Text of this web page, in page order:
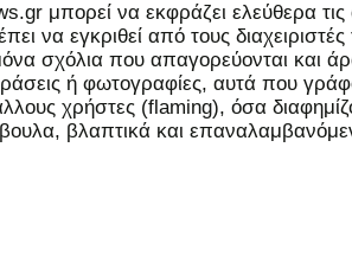
μπορεί να εκφράζει ελεύθερα τις
να εγκριθεί από τους
σχόλια που απαγορεύονται και
ή φωτογραφίες, αυτά που
χρήστες (flaming), όσα
βλαπτικά και